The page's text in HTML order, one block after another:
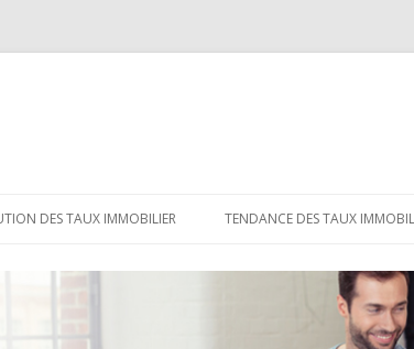
au
DES TAUX IMMOBILIER TENDANCE DES TAUX